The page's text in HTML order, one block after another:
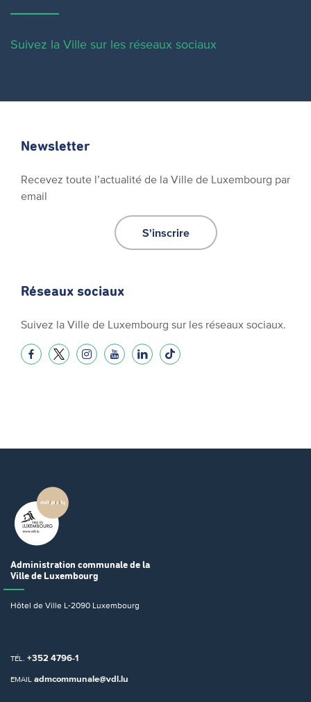
Suivez la Ville sur les réseaux sociaux
Newsletter
Recevez toute l’actualité de la Ville de Luxembourg par
email
S'inscrire
Réseaux sociaux
Suivez la Ville de Luxembourg sur les réseaux sociaux.
Administration communale de la
Ville de Luxembourg
Hôtel de Ville L-2090 Luxembourg
TÉL. +352 4796-1
EMAIL admcommunale@vdl.lu